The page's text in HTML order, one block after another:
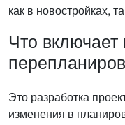
как в новостройках,
Что включает
Это разработка
изменения в